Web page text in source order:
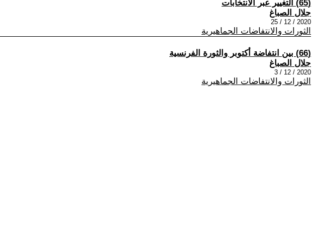
(65) التغيير عبر الانتخابات
جلال الصباغ
2020 / 12 / 25
الثورات والانتفاضات الجماهيرية
(66) بين انتفاضة أكتوبر والثورة الفرنسية
جلال الصباغ
2020 / 12 / 3
الثورات والانتفاضات الجماهيرية